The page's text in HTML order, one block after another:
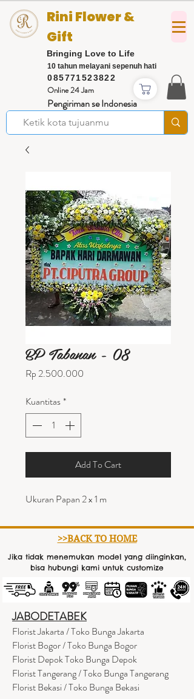
085771523822
Rini Flower &
Gift
Bringing Love to Life
Online 24 Jam
Pengiriman se Indonesia
10 tahun melayani sepenuh hati
BP Tabanan - 08
Rp 2.500.000
Kuantitas*
Add To Cart
Ukuran Papan 2 x 1 m
>>BACK TO HOME
Jika tidak menemukan model yang diinginkan,
bisa hubungi kami untuk customize
JABODETABEK
Florist Jakarta / Toko Bunga Jakarta
Florist Bogor / Toko Bunga Bogor
Florist Depok Toko Bunga Depok
Florist Tangerang / Toko Bunga Tangerang
Florist Bekasi / Toko Bunga Bekasi